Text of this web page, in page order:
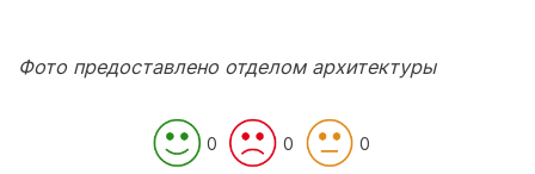
Фото предоставлено отделом архитектуры
0 0 0